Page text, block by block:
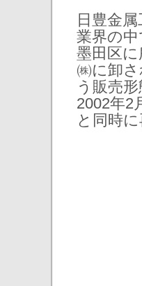
日豊金
業界の
墨田区
㈱に卸
う販売
2002年2
と同時